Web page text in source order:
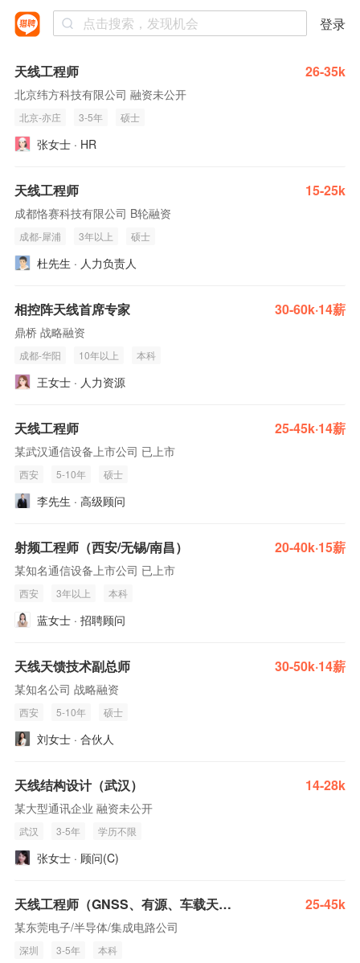
登录
天线工程师 26-35k
北京纬方科技有限公司 融资未公开
北京-亦庄 3-5年 硕士
张女士 · HR
天线工程师 15-25k
成都恪赛科技有限公司 B轮融资
成都-犀浦 3年以上 硕士
杜先生 · 人力负责人
相控阵天线首席专家 30-60k·14薪
鼎桥 战略融资
成都-华阳 10年以上 本科
王女士 · 人力资源
天线工程师 25-45k·14薪
某武汉通信设备上市公司 已上市
西安 5-10年 硕士
李先生 · 高级顾问
射频工程师（西安/无锡/南昌） 20-40k·15薪
某知名通信设备上市公司 已上市
西安 3年以上 本科
蓝女士 · 招聘顾问
天线天馈技术副总师 30-50k·14薪
某知名公司 战略融资
西安 5-10年 硕士
刘女士 · 合伙人
天线结构设计（武汉） 14-28k
某大型通讯企业 融资未公开
武汉 3-5年 学历不限
张女士 · 顾问(C)
天线工程师（GNSS、有源、车载天线） 25-45k
某东莞电子/半导体/集成电路公司
深圳 3-5年 本科